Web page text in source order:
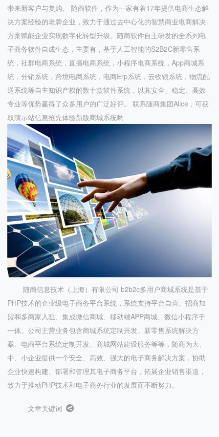
带来新客户与复购。 随商软件，作为一家有着17年提供电商生态解
决方案经验的老牌企业，致力于通过去中心化的智慧商业电商解决
方案赋能企业实现数字化转型升级。随商软件自主研发的全系列电
子商务软件自成生态，主要有，基于人工智能的S2B2C新零售系
统，社群电商系统，直播电商系统，小程序电商系统，App商城系
统，分销系统，跨境电商系统，电商Erp系统，云收银系统，物流配
送系统等自主知识产权的数十款软件系统，以其安全、稳定、高效
专业等优势赢得了众多用户的广泛好评。 联系随商集团Alice，可获
取演示站信息抢先体验新版商城系统哟
随商信息技术（上海）有限公司 b2b2c多用户商城系统是基于
PHP技术的企业级电子商务平台系统，系统支持平台自营、招商加
盟和多商家入驻、集成微信商城、移动端APP商城、微信小程序于
一体。公司主营业务包含商城系统定制开发、新零售系统解决方
案、电商平台系统定制开发、商城网站建设服务等等，随商为大、
中、小企业提供一个安全、高效、强大的电子商务解决方案，协助
企业快速构建、部署和管理其电子商务平台，拓展企业销售渠道，
致力于推动PHP技术和电子商务行业的发展而不断努力。
文章关键词